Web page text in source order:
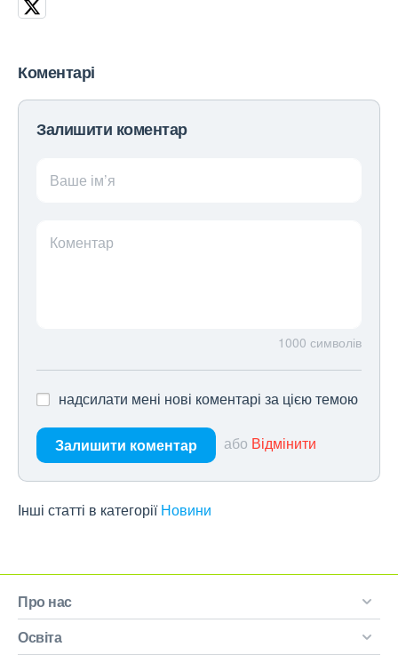
Коментарі
Залишити коментар
Ваше ім’я
Коментар
1000 символів
надсилати мені нові коментарі за цією темою
Залишити коментар або Відмінити
Інші статті в категорії Новини
Про нас
Освіта